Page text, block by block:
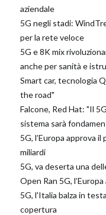
aziendale
5G negli stadi:
per la rete veloce
5G e 8K mix
anche per sanità e
Smart car, tecnologia
the road"
Falcone, Red Hat: "Il
sistema sarà
5G, l’Europa approva
miliardi
5G, va deserta una
Open Ran 5G,
5G, l'Italia balza in
copertura